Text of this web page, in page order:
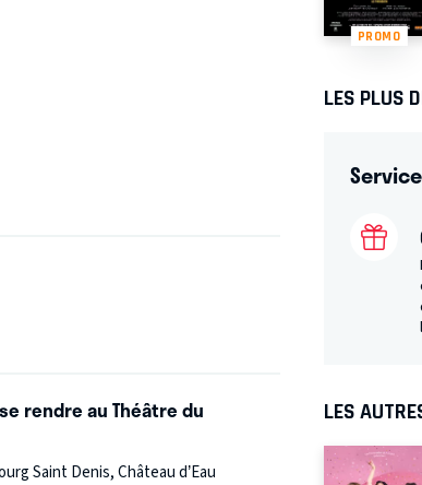
rendre au Théâtre du
Saint Denis, Château d’Eau
PROMO
LES PLUS
LES